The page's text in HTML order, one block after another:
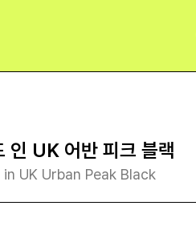
인 UK 어반 피크 블랙
UK Urban Peak Black